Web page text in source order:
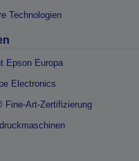
Technologien
Epson Europa
Electronics
Fine-Art-Zertifizierung